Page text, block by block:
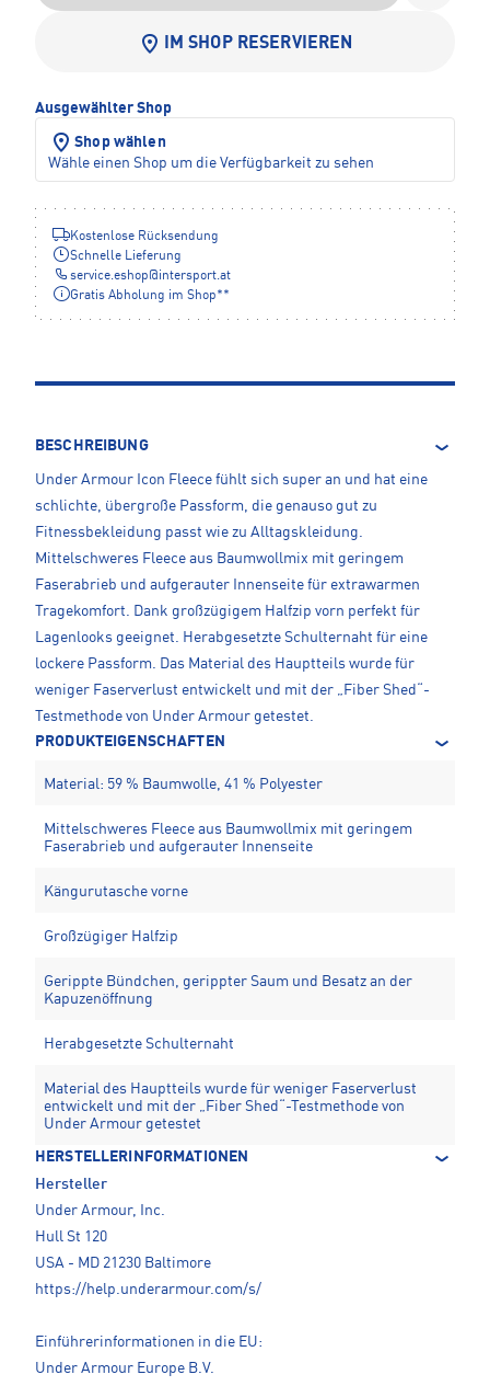
IM SHOP RESERVIEREN
Ausgewählter Shop
Shop wählen
Wähle einen Shop um die Verfügbarkeit zu sehen
Kostenlose Rücksendung
Schnelle Lieferung
service.eshop@intersport.at
Gratis Abholung im Shop**
BESCHREIBUNG
Under Armour Icon Fleece fühlt sich super an und hat eine
schlichte, übergroße Passform, die genauso gut zu
Fitnessbekleidung passt wie zu Alltagskleidung.
Mittelschweres Fleece aus Baumwollmix mit geringem
Faserabrieb und aufgerauter Innenseite für extrawarmen
Tragekomfort. Dank großzügigem Halfzip vorn perfekt für
Lagenlooks geeignet. Herabgesetzte Schulternaht für eine
lockere Passform. Das Material des Hauptteils wurde für
weniger Faserverlust entwickelt und mit der „Fiber Shed“-
Testmethode von Under Armour getestet.
PRODUKTEIGENSCHAFTEN
Material: 59 % Baumwolle, 41 % Polyester
Mittelschweres Fleece aus Baumwollmix mit geringem
Faserabrieb und aufgerauter Innenseite
Kängurutasche vorne
Großzügiger Halfzip
Gerippte Bündchen, gerippter Saum und Besatz an der
Kapuzenöffnung
Herabgesetzte Schulternaht
Material des Hauptteils wurde für weniger Faserverlust
entwickelt und mit der „Fiber Shed“-Testmethode von
Under Armour getestet
HERSTELLERINFORMATIONEN
Hersteller
Under Armour, Inc.
Hull St 120
USA - MD 21230 Baltimore
https://help.underarmour.com/s/
Einführerinformationen in die EU:
Under Armour Europe B.V.